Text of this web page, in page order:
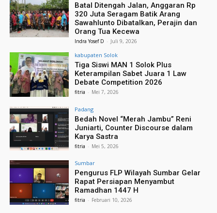
Batal Ditengah Jalan, Anggaran Rp
320 Juta Seragam Batik Arang
Sawahlunto Dibatalkan, Perajin dan
Orang Tua Kecewa
Indra Yosef D - Juli 9, 2026
kabupaten Solok
Tiga Siswi MAN 1 Solok Plus
Keterampilan Sabet Juara 1 Law
Debate Competition 2026
fitria - Mei 7, 2026
Padang
Bedah Novel “Merah Jambu” Reni
Juniarti, Counter Discourse dalam
Karya Sastra
fitria - Mei 5, 2026
Sumbar
Pengurus FLP Wilayah Sumbar Gelar
Rapat Persiapan Menyambut
Ramadhan 1447 H
fitria - Februari 10, 2026